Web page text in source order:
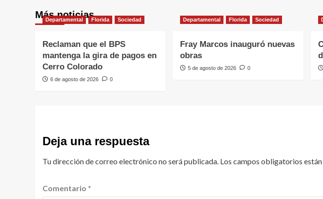
Más noticias
Departamental Florida Sociedad
Reclaman que el BPS
mantenga la gira de pagos en
Cerro Colorado
6 de agosto de 2026 0
Departamental Florida Sociedad
Fray Marcos inauguró nuevas
obras
5 de agosto de 2026 0
Deja una respuesta
Tu dirección de correo electrónico no será publicada. Los campos obligatorios
Comentario *